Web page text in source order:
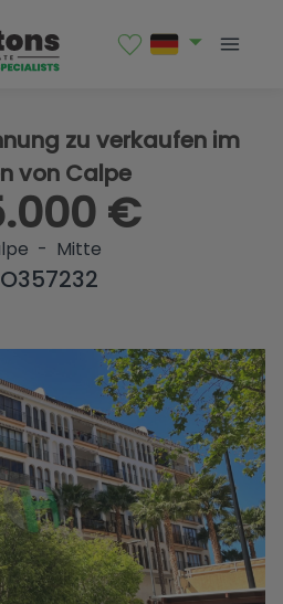
zu verkaufen im
von Calpe
€
- Mitte